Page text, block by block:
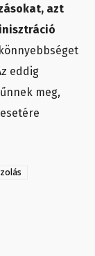
azt
eddig
meg,